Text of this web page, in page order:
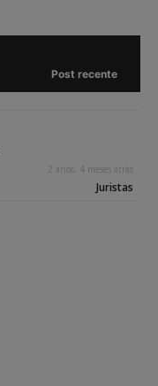
Post recente
2 anos, 4 meses atrás
Juristas